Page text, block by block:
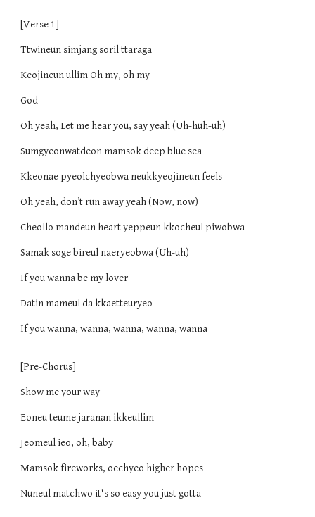
[Verse 1]
Ttwineun simjang soril ttaraga
Keojineun ullim Oh my, oh my
God
Oh yeah, Let me hear you, say yeah (Uh-huh-uh)
Sumgyeonwatdeon mamsok deep blue sea
Kkeonae pyeolchyeobwa neukkyeojineun feels
Oh yeah, don’t run away yeah (Now, now)
Cheollo mandeun heart yeppeun kkocheul piwobwa
Samak soge bireul naeryeobwa (Uh-uh)
If you wanna be my lover
Datin mameul da kkaetteuryeo
If you wanna, wanna, wanna, wanna, wanna
[Pre-Chorus]
Show me your way
Eoneu teume jaranan ikkeullim
Jeomeul ieo, oh, baby
Mamsok fireworks, oechyeo higher hopes
Nuneul matchwo it's so easy you just gotta